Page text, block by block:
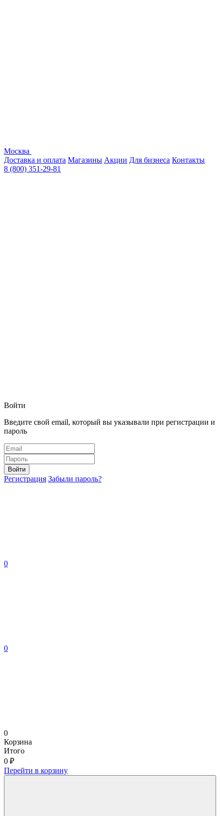
Москва
Доставка и оплата Магазины Акции Для бизнеса Контакты
8 (800) 351-29-81
Войти
Введите свой email, который вы указывали при регистрации и
пароль
Войти
Регистрация Забыли пароль?
0
0
0
Корзина
Итого
0 ₽
Перейти в корзину